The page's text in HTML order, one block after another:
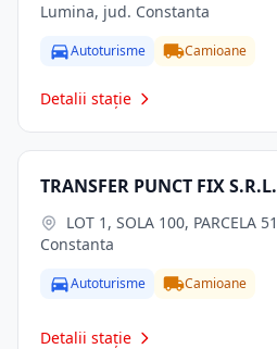
Lumina, jud. Constanta
Autoturisme Camioane
Detalii stație
TRANSFER PUNCT FIX S.R.L.
Constanta
Autoturisme Camioane
Detalii stație